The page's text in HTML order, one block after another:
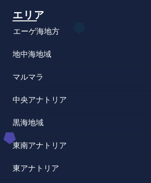
エリア
エーゲ海地方
地中海地域
マルマラ
中央アナトリア
黒海地域
東南アナトリア
東アナトリア